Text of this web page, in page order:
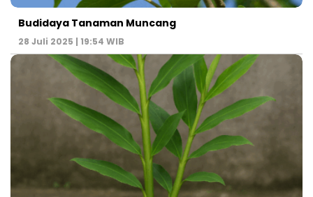
Budidaya Tanaman Muncang
28 Juli 2025 | 19:54 WIB